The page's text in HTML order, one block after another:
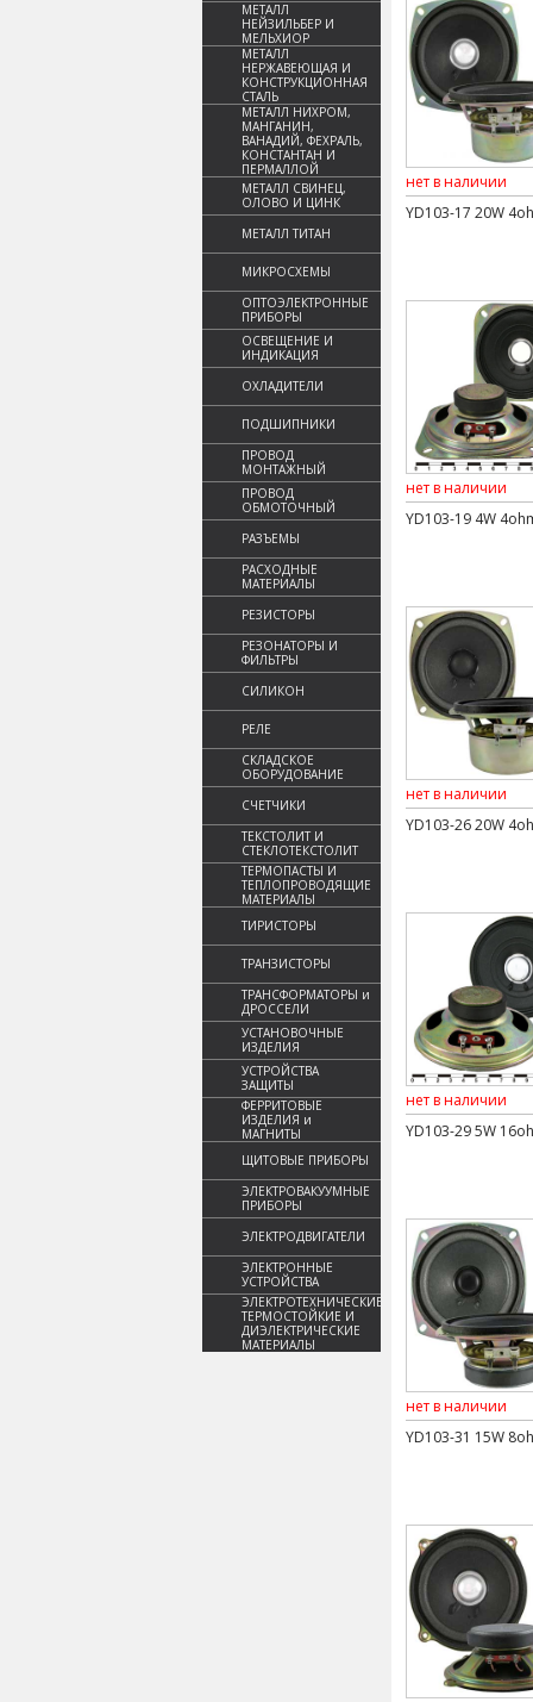
МЕТАЛЛ
НЕЙЗИЛЬБЕР И
МЕЛЬХИОР
МЕТАЛЛ
НЕРЖАВЕЮЩАЯ И
КОНСТРУКЦИОННАЯ
СТАЛЬ
МЕТАЛЛ НИХРОМ,
МАНГАНИН,
ВАНАДИЙ, ФЕХРАЛЬ,
КОНСТАНТАН И
ПЕРМАЛЛОЙ
МЕТАЛЛ СВИНЕЦ,
ОЛОВО И ЦИНК
МЕТАЛЛ ТИТАН
МИКРОСХЕМЫ
ОПТОЭЛЕКТРОННЫЕ
ПРИБОРЫ
ОСВЕЩЕНИЕ И
ИНДИКАЦИЯ
ОХЛАДИТЕЛИ
ПОДШИПНИКИ
ПРОВОД
МОНТАЖНЫЙ
ПРОВОД
ОБМОТОЧНЫЙ
РАЗЪЕМЫ
РАСХОДНЫЕ
МАТЕРИАЛЫ
РЕЗИСТОРЫ
РЕЗОНАТОРЫ И
ФИЛЬТРЫ
СИЛИКОН
РЕЛЕ
СКЛАДСКОЕ
ОБОРУДОВАНИЕ
СЧЕТЧИКИ
ТЕКСТОЛИТ И
СТЕКЛОТЕКСТОЛИТ
ТЕРМОПАСТЫ И
ТЕПЛОПРОВОДЯЩИЕ
МАТЕРИАЛЫ
ТИРИСТОРЫ
ТРАНЗИСТОРЫ
ТРАНСФОРМАТОРЫ и
ДРОССЕЛИ
УСТАНОВОЧНЫЕ
ИЗДЕЛИЯ
УСТРОЙСТВА
ЗАЩИТЫ
ФЕРРИТОВЫЕ
ИЗДЕЛИЯ и
МАГНИТЫ
ЩИТОВЫЕ ПРИБОРЫ
ЭЛЕКТРОВАКУУМНЫЕ
ПРИБОРЫ
ЭЛЕКТРОДВИГАТЕЛИ
ЭЛЕКТРОННЫЕ
УСТРОЙСТВА
ЭЛЕКТРОТЕХНИЧЕСКИЕ,
ТЕРМОСТОЙКИЕ И
ДИЭЛЕКТРИЧЕСКИЕ
МАТЕРИАЛЫ
нет в наличии
YD103-17 20W
нет в наличии
YD103-19 4W
нет в наличии
YD103-26 20W
нет в наличии
YD103-29 5W
нет в наличии
YD103-31 15W